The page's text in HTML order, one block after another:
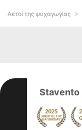
Αετοί της ψυχαγωγίας
Stavento